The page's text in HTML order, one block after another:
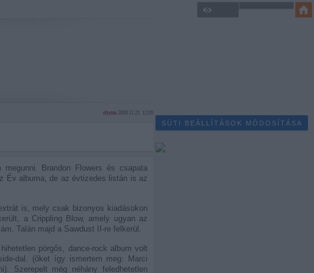
rhynn 2008.11.21. 12:00
Brandon Flowers és csapata
Év albuma, de az évtizedes listán is az
is, mely csak bizonyos kiadásokon
a Crippling Blow, amely ugyan az
Talán majd a Sawdust II-re felkerül.
pörgős, dance-rock album volt
dal. (őket így ismertem meg: Marci
Szerepelt még néhány feledhetetlen
SÜTI BEÁLLÍTÁSOK MÓDOSÍTÁSA